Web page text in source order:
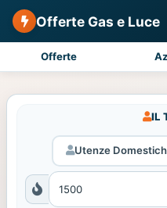
Offerte Gas e Luce
Offerte
IL
Utenze